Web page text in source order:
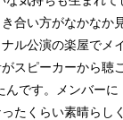
合い方がなかなか
ル公演の楽屋でメ
スピーカーから聴
んです。メンバー
たくらい素晴らし